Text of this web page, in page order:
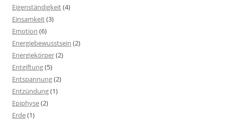
Eigenständigkeit(4)
Einsamkeit(3)
Emotion (6)
Energiebewusstsein (2)
Energiekörper(2)
Entgiftung(5)
Entspannung(2)
Entzündung(1)
Epiphyse(2)
Erde(1)